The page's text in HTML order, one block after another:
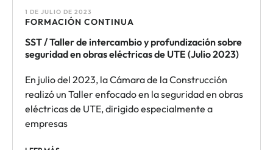
1 DE JULIO DE 2023
FORMACIÓN CONTINUA​
SST / Taller de intercambio y profundización sobre
seguridad en obras eléctricas de UTE (Julio 2023)
En julio del 2023, la Cámara de la Construcción
realizó un Taller enfocado en la seguridad en obras
eléctricas de UTE, dirigido especialmente a
empresas